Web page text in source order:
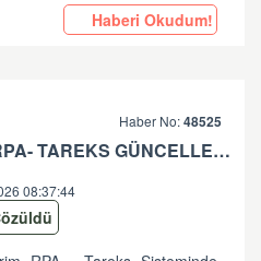
Haberi Okudum!
Haber No:48525
EVRIMRPA- TAREKS GÜNCELLEMESI HAKKINDA (V: 11.50.2.6 BU VERSIYONDA EVRIMRPA- TAREKS MODULÜNDE GÜNCELLEME YAPILMIŞTIR. )
08:37:44